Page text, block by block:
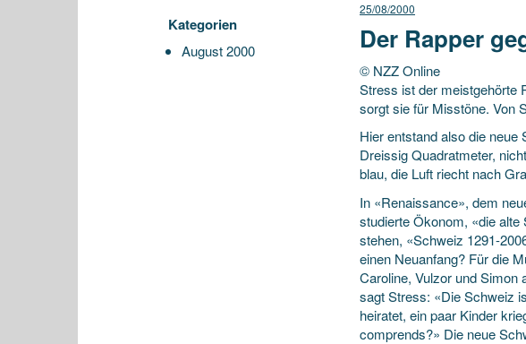
Kategorien
August 2000
25/08/2000
Der Rapper
© NZZ Online
Stress ist der meistgehörte
sorgt sie für Misstöne. Von
Hier entstand also die
Dreissig Quadratmeter,
blau, die Luft riecht nach
In «Renaissance», dem
studierte Ökonom, «die
stehen, «Schweiz 1291-
einen Neuanfang? Für die
Caroline, Vulzor und Simon
sagt Stress: «Die Schweiz
heiratet, ein paar Kinder
comprends?» Die neue